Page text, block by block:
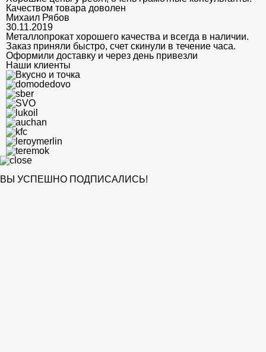
Качеством товара доволен
Михаил Рябов
30.11.2019
Металлопрокат хорошего качества и всегда в наличии.
Заказ приняли быстро, счет скинули в течение часа.
Оформили доставку и через день привезли
Наши клиенты
ВЫ УСПЕШНО ПОДПИСАЛИСЬ!